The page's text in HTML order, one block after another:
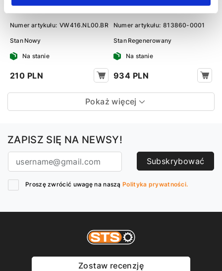
Numer artykułu: VW416.NL00.BR
Stan Nowy
Na stanie
210 PLN
Numer artykułu: 813860-0001
Stan Regenerowany
Na stanie
934 PLN
Pokaż więcej
ZAPISZ SIĘ NA NEWSY!
Subskrybować
Proszę zwrócić uwagę na naszą Polityka prywatności.
Zostaw recenzję